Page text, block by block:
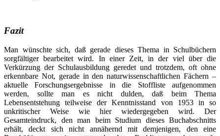
Fazit
Man wünschte sich, daß gerade dieses Thema in Schulbüchern
sorgfältiger bearbeitet wird. In einer Zeit, in der viel über die
Verkürzung der Schulausbildung geredet und trotzdem, oft ohne
erkennbare Not, gerade in den naturwissenschaftlichen Fächern –
aktuelle Forschungsergebnisse in die Stoffliste aufgenommen
werden, sollte man es nicht dulden, daß beim Thema
Lebensentstehung teilweise der Kenntnisstand von 1953 in so
unkritischer Weise wie hier wiedergegeben wird. Der
Gesamteindruck, den man beim Studium dieses Buchabschnitts
erhält, deckt sich nicht annähernd mit demjenigen, den eine